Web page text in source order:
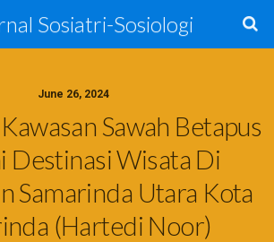
Sosiatri-Sosiologi
June 26, 2024
Sawah Betapus
Destinasi Wisata Di
Samarinda Utara Kota
(Hartedi Noor)